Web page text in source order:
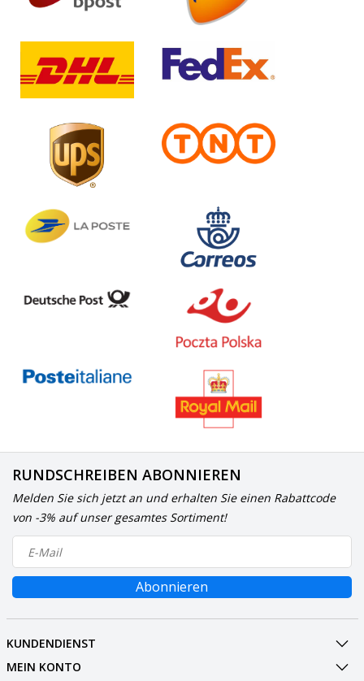
RUNDSCHREIBEN ABONNIEREN
Melden Sie sich jetzt an und erhalten Sie einen Rabattcode
von -3% auf unser gesamtes Sortiment!
Abonnieren
KUNDENDIENST
MEIN KONTO